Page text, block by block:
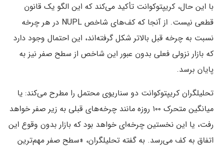
با این حال، کریپتوکوانت تأکید می‌کند که این الگو یک قانون
قطعی نیست. از آنجا که کف‌های شاخص NUPL در هر چرخه
نسبت به چرخه قبل بالاتر شکل گرفته‌اند، این احتمال وجود دارد
که بازار نزولی فعلی بدون عبور این شاخص از سطح صفر نیز به
پایان برسد.
تحلیلگران کریپتوکوانت دو سناریوی محتمل را مطرح می‌کند: یا
میانگین متحرک ۱۰۰ روزه مانند چرخه‌های قبلی به زیر صفر خواهد
رفت، یا این نخستین چرخه‌ای خواهد بود که بازار بدون وقوع این
اتفاق به کف می‌رسد. به گفته تحلیلگران، «سطح صفر مهم‌ترین